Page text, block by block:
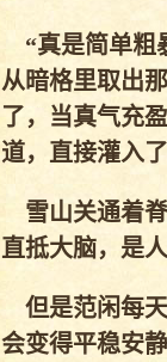
“真是简单粗
从暗格里取出
了，当真气充
道，直接灌入
雪山关通着脊
直抵大脑，是
但是范闲每天
会变得平稳安